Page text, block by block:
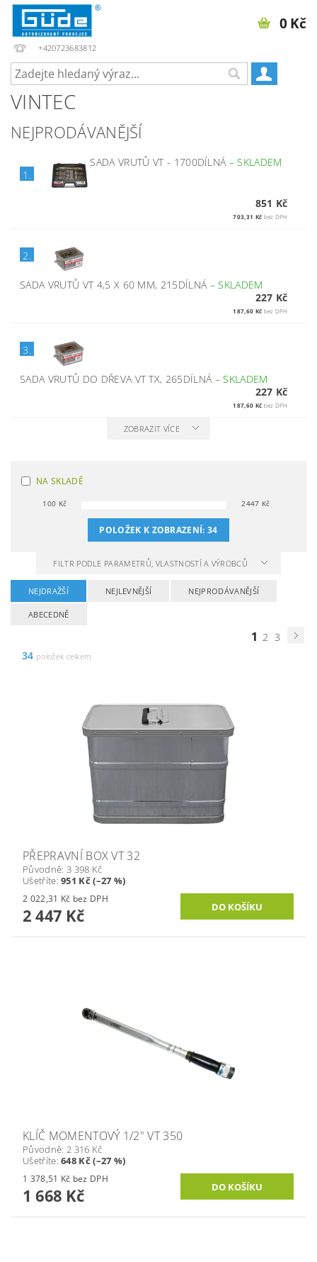
+420723683812
0 Kč
VINTEC
NEJPRODÁVANĚJŠÍ
1.
SADA VRUTŮ VT - 1700DÍLNÁ –SKLADEM
851 Kč
703,31 Kč bez DPH
2.
SADA VRUTŮ VT 4,5 X 60 MM, 215DÍLNÁ –SKLADEM
227 Kč
187,60 Kč bez DPH
3.
SADA VRUTŮ DO DŘEVA VT TX, 265DÍLNÁ –SKLADEM
227 Kč
187,60 Kč bez DPH
ZOBRAZIT VÍCE
NA SKLADĚ
100 Kč 2447 Kč
POLOŽEK K ZOBRAZENÍ:34
FILTR PODLE PARAMETRŮ, VLASTNOSTÍ A VÝROBCŮ
NEJDRAŽŠÍ NEJLEVNĚJŠÍ NEJPRODÁVANĚJŠÍ
ABECEDNĚ
1 2 3
34 položek celkem
PŘEPRAVNÍ BOX VT 32
Původně: 3 398 Kč
Ušetříte:951 Kč (–27 %)
2 022,31 Kč bez DPH
2 447 Kč
KLÍČ MOMENTOVÝ 1/2" VT 350
Původně: 2 316 Kč
Ušetříte:648 Kč (–27 %)
1 378,51 Kč bez DPH
1 668 Kč